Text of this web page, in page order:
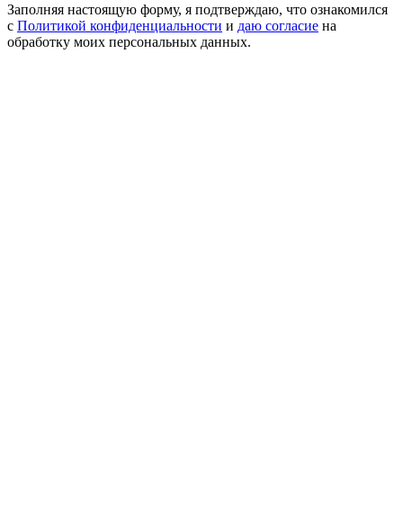
Заполняя настоящую форму, я подтверждаю, что ознакомился
с Политикой конфиденциальности и даю согласие на
обработку моих персональных данных.